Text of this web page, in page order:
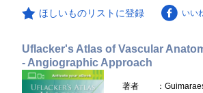
ほしいものリストに登録 いい
Uflacker's Atlas of Vascular
- Angiographic Approach
著者
：